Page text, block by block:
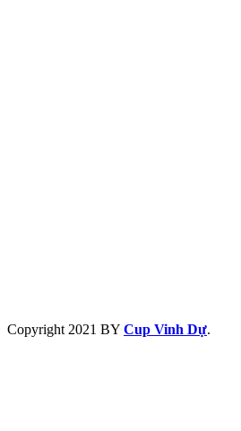
Copyright 2021 BY Cup Vinh Dự.